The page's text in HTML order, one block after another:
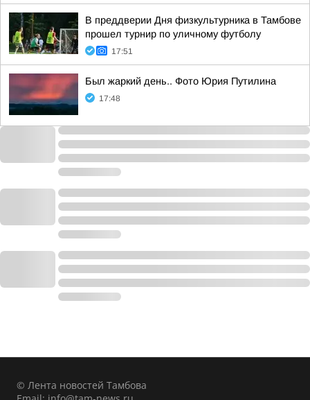
В преддверии Дня физкультурника в Тамбове
прошел турнир по уличному футболу
17:51
Был жаркий день.. Фото Юрия Путилина
17:48
© Лента новостей Тамбова